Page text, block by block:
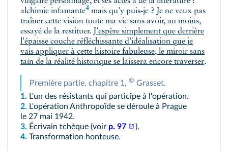
alchimie infamante4 mais qu'y puis‑je ? Je ne veux pas
traîner cette vision toute ma vie sans avoir, au moins,
essayé de la restituer.
J'espère simplement que derrière
l'épaisse couche réfléchissante d'idéalisation que je
vais appliquer à cette histoire fabuleuse, le miroir sans
tain de la réalité historique se laissera encore traverser.
Première partie, chapitre 1, © Grasset.
1. L'un des résistants qui participe à l'opération.
2. L'opération Anthropoïde se déroule à Prague
le 27 mai 1942.
3. Écrivain tchèque (voir p. 97
).
4. Transformation honteuse.